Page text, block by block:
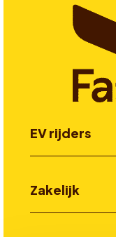
EV rijders
Zakelijk